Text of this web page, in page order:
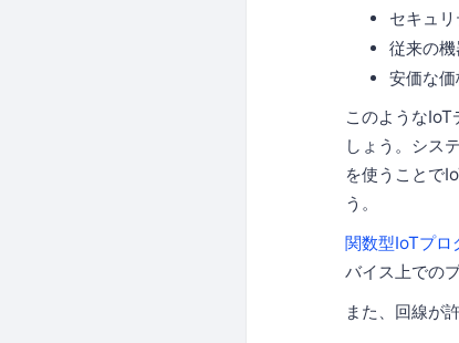
セキュ
従来の
安価な
このような
しょう。シス
を使うことで
う。
関数型IoTプロ
バイス上での
また、回線が